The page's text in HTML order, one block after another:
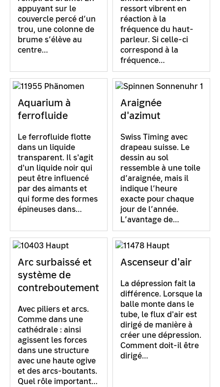
appuyant sur le
couvercle percé d’un
trou, une colonne de
brume s’élève au
centre…
ressort vibrent en
réaction à la
fréquence du haut-
parleur. Si celle-ci
correspond à la
fréquence…
Aquarium à
ferrofluide
Le ferrofluide flotte
dans un liquide
transparent. Il s'agit
d'un liquide noir qui
peut être influencé
par des aimants et
qui forme des formes
épineuses dans…
Araignée
d'azimut
Swiss Timing avec
drapeau suisse. Le
dessin au sol
ressemble à une toile
d’araignée, mais il
indique l’heure
exacte pour chaque
jour de l’année.
L’avantage de…
Arc surbaissé et
système de
contreboutement
Avec piliers et arcs.
Comme dans une
cathédrale : ainsi
agissent les forces
dans une structure
avec une haute ogive
et des arcs-boutants.
Quel rôle important…
Ascenseur d'air
La dépression fait la
différence. Lorsque la
balle monte dans le
tube, le flux d'air est
dirigé de manière à
créer une dépression.
Comment doit-il être
dirigé…